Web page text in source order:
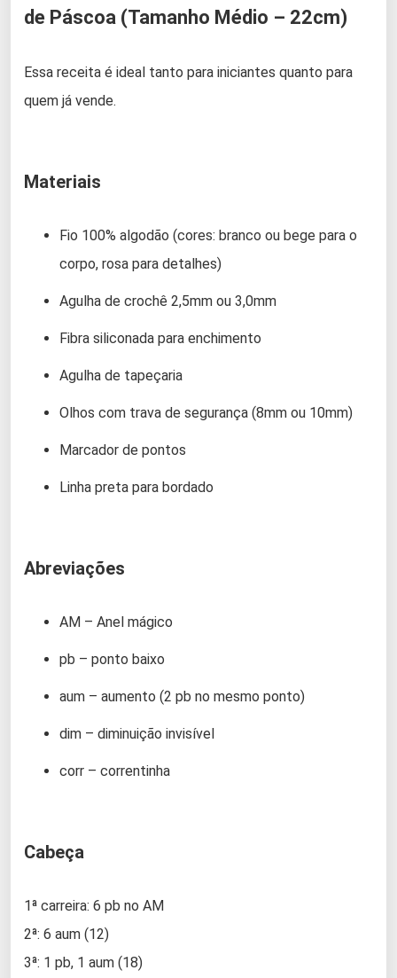
de Páscoa (Tamanho Médio – 22cm)
Essa receita é ideal tanto para iniciantes quanto para
quem já vende.
Materiais
Fio 100% algodão (cores: branco ou bege para o
corpo, rosa para detalhes)
Agulha de crochê 2,5mm ou 3,0mm
Fibra siliconada para enchimento
Agulha de tapeçaria
Olhos com trava de segurança (8mm ou 10mm)
Marcador de pontos
Linha preta para bordado
Abreviações
AM – Anel mágico
pb – ponto baixo
aum – aumento (2 pb no mesmo ponto)
dim – diminuição invisível
corr – correntinha
Cabeça
1ª carreira: 6 pb no AM
2ª: 6 aum (12)
3ª: 1 pb, 1 aum (18)